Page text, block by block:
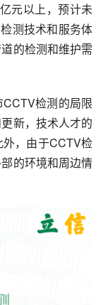
元以上，预计未
测技术和服务体
的检测和维护需
检测的局限
新，技术人才的
，由于CCTV检
的环境和周边情